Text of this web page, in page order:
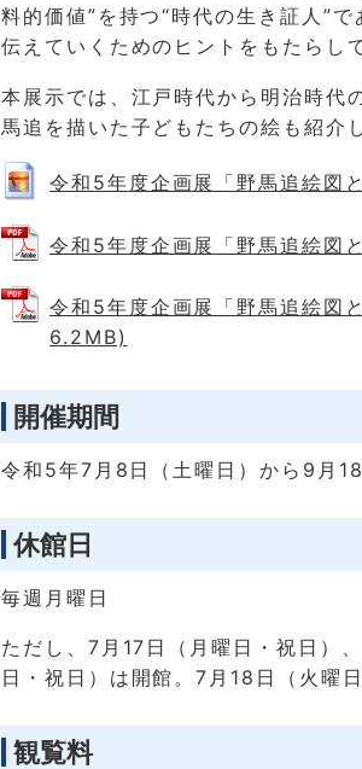
料的価値”を持つ“時代の生き証人”
伝えていくためのヒントをもたらし
本展示では、江戸時代から明治時代
馬追を描いた子どもたちの絵も紹介
令和5年度企画展「野馬追絵図
令和5年度企画展「野馬追絵図
令和5年度企画展「野馬追絵図
6.2MB)
開催期間
令和5年7月8日（土曜日）から9月
休館日
毎週月曜日
ただし、7月17日（月曜日・祝日）
日・祝日）は開館。7月18日（火曜
観覧料